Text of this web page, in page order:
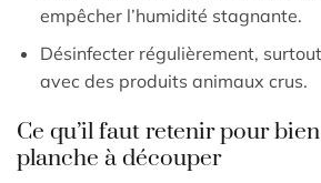
empêcher l’humidité stagnante.
Désinfecter régulièrement,
avec des produits animaux crus.
Ce qu’il faut retenir pour
planche à découper